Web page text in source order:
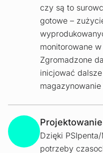
czy są to
gotowe –
monitorowane
Zgromadzone
inicjować
Dzięki
potrzeby